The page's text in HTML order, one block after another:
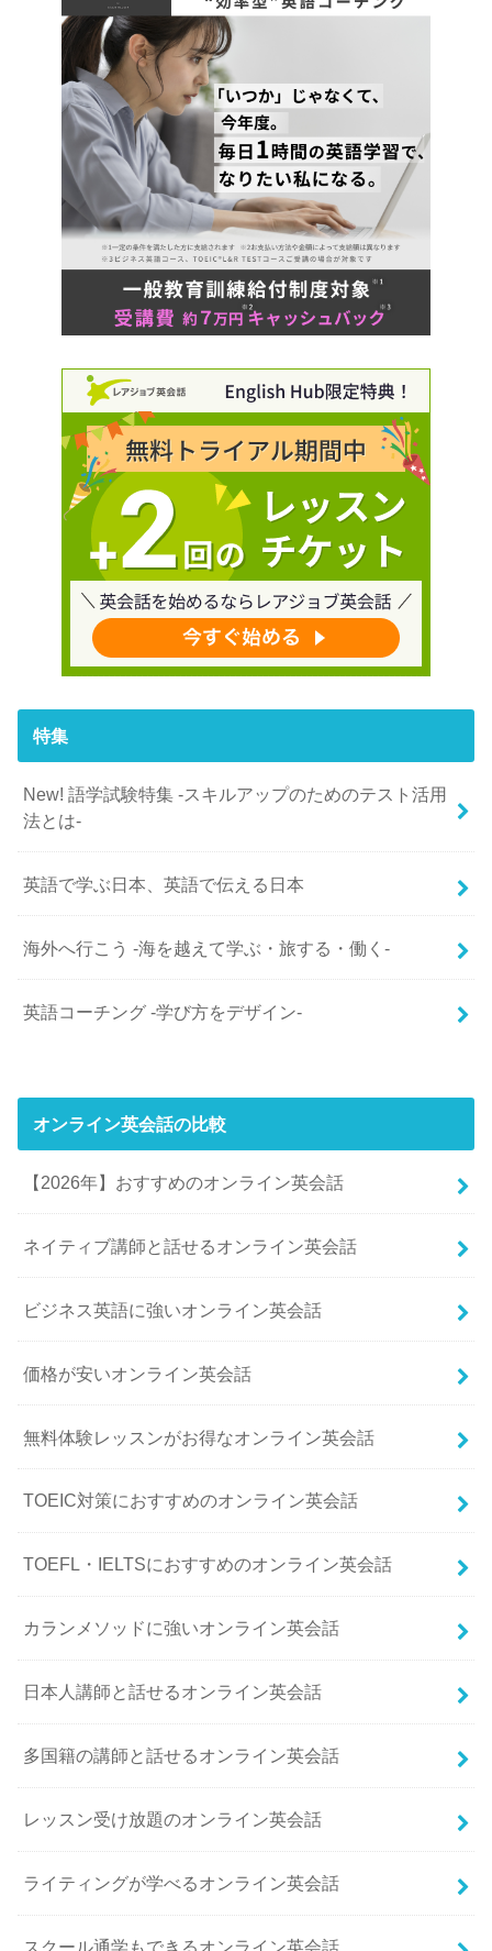
特集
New! 語学試験特集 -スキルアップのためのテスト活用
法とは-
英語で学ぶ日本、英語で伝える日本
海外へ行こう -海を越えて学ぶ・旅する・働く-
英語コーチング -学び方をデザイン-
オンライン英会話の比較
【2026年】おすすめのオンライン英会話
ネイティブ講師と話せるオンライン英会話
ビジネス英語に強いオンライン英会話
価格が安いオンライン英会話
無料体験レッスンがお得なオンライン英会話
TOEIC対策におすすめのオンライン英会話
TOEFL・IELTSにおすすめのオンライン英会話
カランメソッドに強いオンライン英会話
日本人講師と話せるオンライン英会話
多国籍の講師と話せるオンライン英会話
レッスン受け放題のオンライン英会話
ライティングが学べるオンライン英会話
スクール通学もできるオンライン英会話